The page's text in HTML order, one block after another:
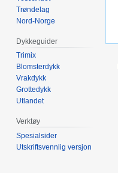
Trøndelag
Nord-Norge
Dykkeguider
Trimix
Blomsterdykk
Vrakdykk
Grottedykk
Utlandet
Verktøy
Spesialsider
Utskriftsvennlig versjon